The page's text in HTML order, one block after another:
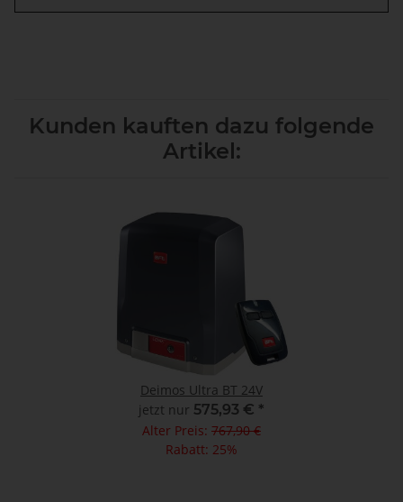
Kunden kauften dazu folgende
Artikel:
Deimos Ultra BT 24V
jetzt nur 575,93 € *
Alter Preis: 767,90 €
Rabatt: 25%